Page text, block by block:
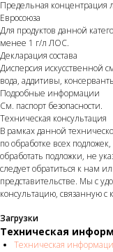
Предельная концентрация
Евросоюза
Для продуктов данной
менее 1 г/л ЛОС.
Декларация состава
Дисперсия искусственной
вода, аддитивы,
Подробные информации
См. паспорт безопасности.
Техническая консультация
В рамках данной
по обработке всех
обработать подложки, не
следует обратиться к нам
представительстве. Мы с
консультацию, связанную
Загрузки
Техническая
Техническая